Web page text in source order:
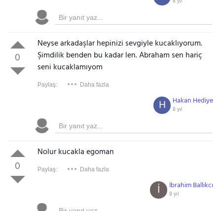
0
Neyse arkadaşlar hepinizi sevgiyle kucaklıyorum.
Şimdilik benden bu kadar len. Abraham sen hariç
seni kucaklamıyom
Paylaş: Daha fazla
Hakan Hediye
8 yıl
H
0
Nolur kucakla egoman
Paylaş: Daha fazla
İbrahim Ballıkcı
8 yıl
İ